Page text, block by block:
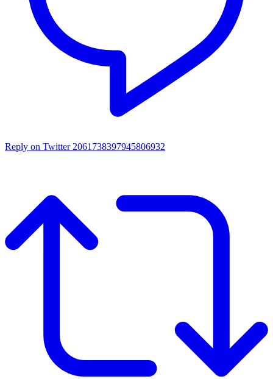
Reply on Twitter 2061738397945806932